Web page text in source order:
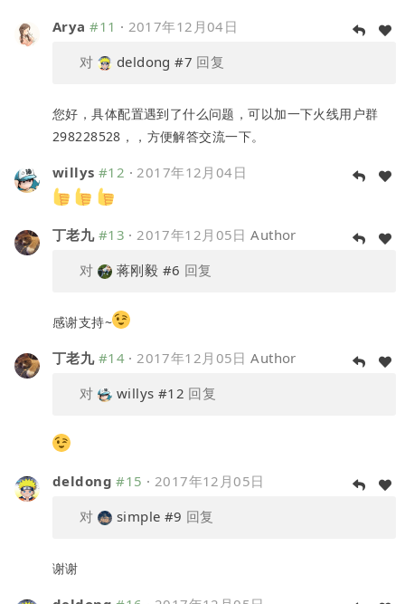
Arya #11 · 2017年12月04日
对
deldong #7 回复
您好，具体配置遇到了什么问题，可以加一下火线用户群
298228528，，方便解答交流一下。
willys #12 · 2017年12月04日
丁老九 #13 · 2017年12月05日 Author
对
蒋刚毅 #6 回复
感谢支持~
丁老九 #14· 2017年12月05日 Author
对
willys #12 回复
deldong #15 · 2017年12月05日
对
simple #9 回复
谢谢